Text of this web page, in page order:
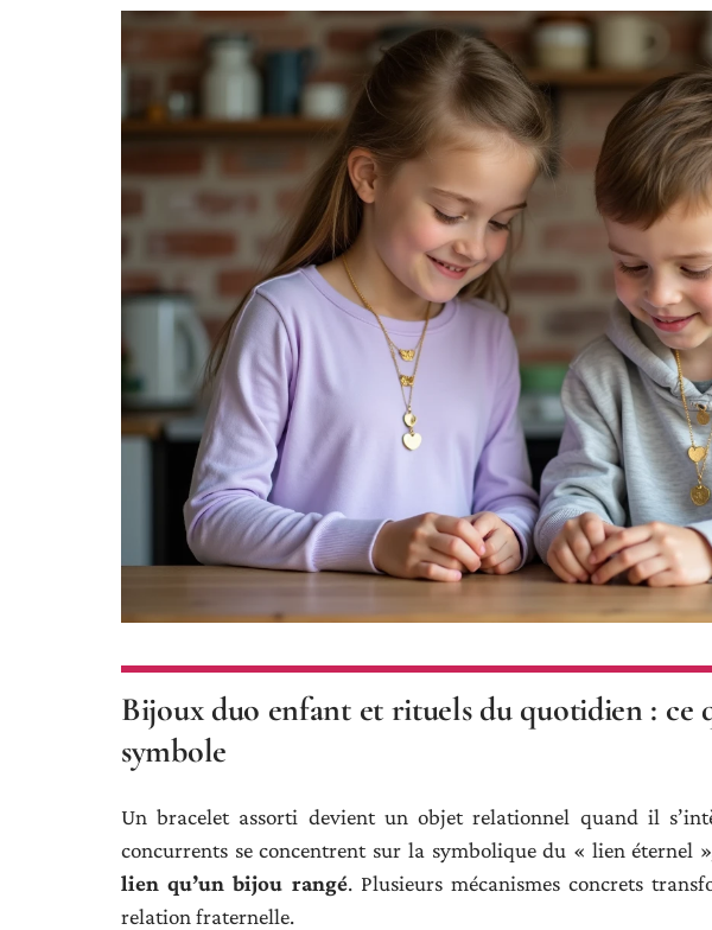
Bijoux duo enfant et rituels du quotidien : ce
symbole
Un bracelet assorti devient un objet relationnel quand il
concurrents se concentrent sur la symbolique du « lien éternel
lien qu’un bijou rangé. Plusieurs mécanismes concrets
relation fraternelle.